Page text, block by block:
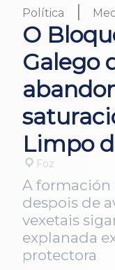
Política |
O
Galego
Limpo
Foz
A formación
despois de
vexetais
explanada
protectora